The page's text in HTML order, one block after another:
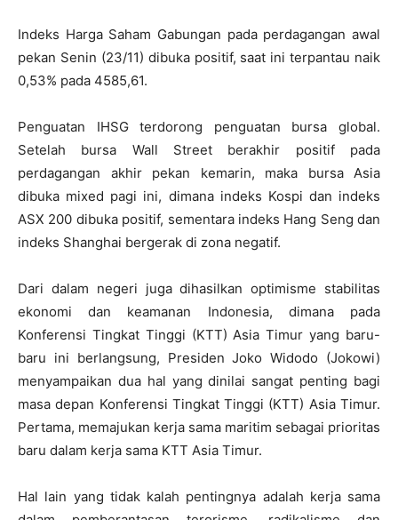
Indeks Harga Saham Gabungan pada perdagangan awal
pekan Senin (23/11) dibuka positif, saat ini terpantau naik
0,53% pada 4585,61.
Penguatan IHSG terdorong penguatan bursa global.
Setelah bursa Wall Street berakhir positif pada
perdagangan akhir pekan kemarin, maka bursa Asia
dibuka mixed pagi ini, dimana indeks Kospi dan indeks
ASX 200 dibuka positif, sementara indeks Hang Seng dan
indeks Shanghai bergerak di zona negatif.
Dari dalam negeri juga dihasilkan optimisme stabilitas
ekonomi dan keamanan Indonesia, dimana pada
Konferensi Tingkat Tinggi (KTT) Asia Timur yang baru-
baru ini berlangsung, Presiden Joko Widodo (Jokowi)
menyampaikan dua hal yang dinilai sangat penting bagi
masa depan Konferensi Tingkat Tinggi (KTT) Asia Timur.
Pertama, memajukan kerja sama maritim sebagai prioritas
baru dalam kerja sama KTT Asia Timur.
Hal lain yang tidak kalah pentingnya adalah kerja sama